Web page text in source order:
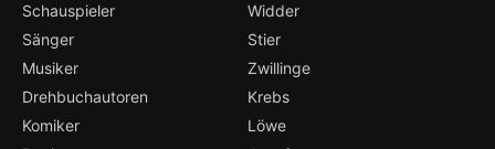
Schauspieler
Sänger
Musiker
Drehbuchautoren
Komiker
Widder
Stier
Zwillinge
Krebs
Löwe